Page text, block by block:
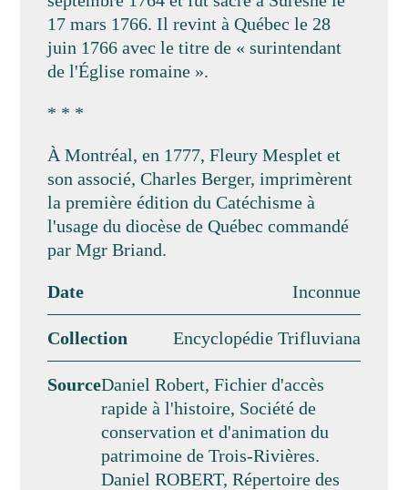
17 mars 1766. Il revint à Québec le 28
juin 1766 avec le titre de « surintendant
de l'Église romaine ».
* * *
À Montréal, en 1777, Fleury Mesplet et
son associé, Charles Berger, imprimèrent
la première édition du Catéchisme à
l'usage du diocèse de Québec commandé
par Mgr Briand.
Date Inconnue
Collection Encyclopédie Trifluviana
SourceDaniel Robert, Fichier d'accès
rapide à l'histoire, Société de
conservation et d'animation du
patrimoine de Trois-Rivières.
Daniel ROBERT, Répertoire des